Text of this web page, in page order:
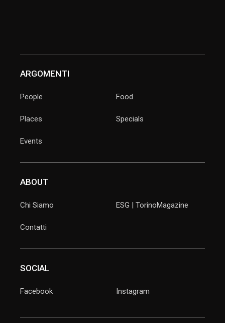
ARGOMENTI
People
Places
Events
Food
Specials
ABOUT
Chi Siamo
Contatti
ESG | TorinoMagazine
SOCIAL
Facebook Instagram